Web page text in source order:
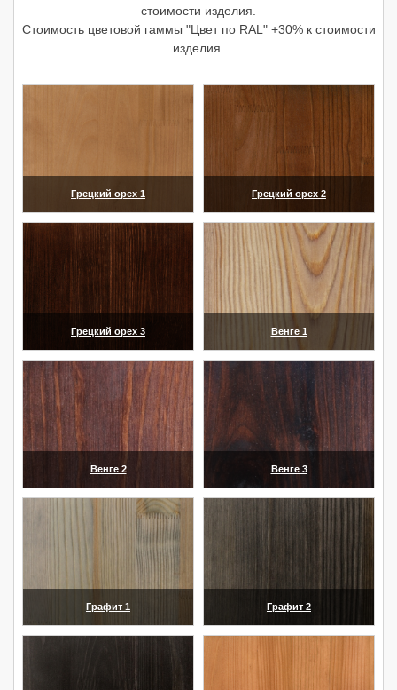
стоимости изделия.
Стоимость цветовой гаммы "Цвет по RAL" +30% к стоимости
изделия.
Грецкий орех 1 Грецкий орех 2
Грецкий орех 3 Венге 1
Венге 2 Венге 3
Графит 1 Графит 2